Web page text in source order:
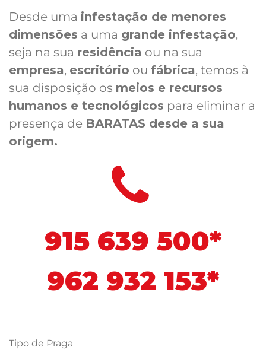
Desde uma infestação de menores
dimensões a uma grande infestação,
seja na sua residência ou na sua
empresa, escritório ou fábrica, temos à
sua disposição os meios e recursos
humanos e tecnológicos para eliminar a
presença de BARATAS desde a sua
origem.
915 639 500*
962 932 153*
Tipo de Praga